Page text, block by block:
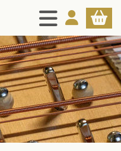
MENU
MON PANIER